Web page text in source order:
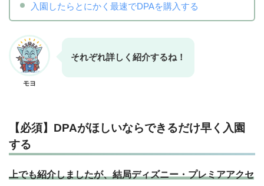
入園したらとにかく最速でDPAを購入する
モヨ
それぞれ詳しく紹介するね！
【必須】DPAがほしいならできるだけ早く入園
する
上でも紹介しましたが、結局ディズニー・プレミアアクセ